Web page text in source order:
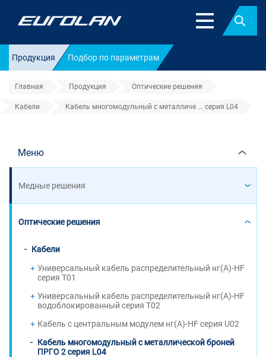
Найти
Продукция Подбор по параметрам
Главная Продукция Оптические решения
Кабели Кабель многомодульный с металличе ... серия L04
Кабель многомодульный с
Меню
Медные решения
Оптические решения
Кабели
Универсальный кабель распределительный нг(А)-HF
серия T01
Универсальный кабель распределительный нг(А)-HF
водоблокированный серия T02
Кабель с центральным модулем нг(А)-HF серия U02
Кабель многомодульный с металлической броней
ПРГО 2 серия L04